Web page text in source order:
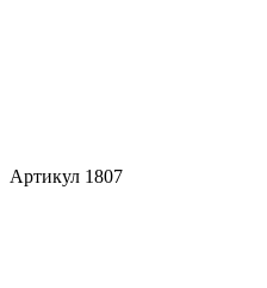
Артикул 1807